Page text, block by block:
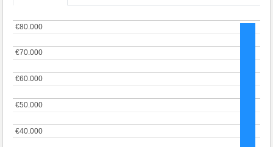
€40.000
€40.000
€50.000
€50.000
€60.000
€60.000
€70.000
€70.000
€80.000
€80.000